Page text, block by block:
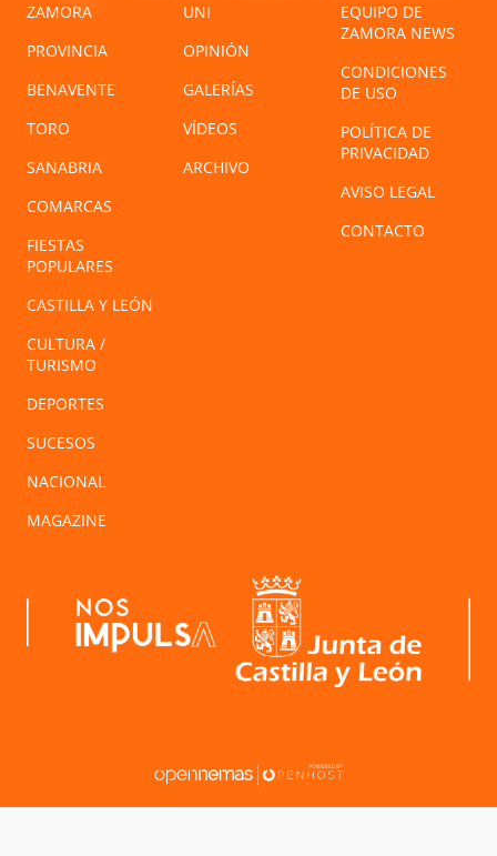
ZAMORA
PROVINCIA
BENAVENTE
TORO
SANABRIA
COMARCAS
FIESTAS
POPULARES
CASTILLA Y LEÓN
CULTURA /
TURISMO
DEPORTES
SUCESOS
NACIONAL
MAGAZINE
UNI
OPINIÓN
GALERÍAS
VÍDEOS
ARCHIVO
EQUIPO DE
ZAMORA NEWS
CONDICIONES
DE USO
POLÍTICA DE
PRIVACIDAD
AVISO LEGAL
CONTACTO